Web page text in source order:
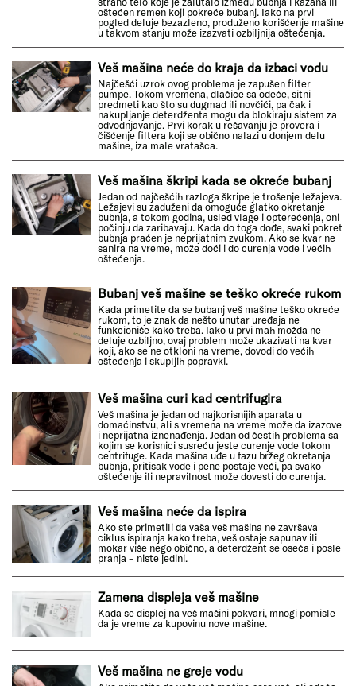
oštećen remen koji pokreće bubanj. Iako na prvi
pogled deluje bezazleno, produženo korišćenje mašine
u takvom stanju može izazvati ozbiljnija oštećenja.
Veš mašina neće do kraja da izbaci vodu
Najčešći uzrok ovog problema je zapušen filter
pumpe. Tokom vremena, dlačice sa odeće, sitni
predmeti kao što su dugmad ili novčići, pa čak i
nakupljanje deterdženta mogu da blokiraju sistem za
odvodnjavanje. Prvi korak u rešavanju je provera i
čišćenje filtera koji se obično nalazi u donjem delu
mašine, iza male vratašca.
Veš mašina škripi kada se okreće bubanj
Jedan od najčešćih razloga škripe je trošenje ležajeva.
Ležajevi su zaduženi da omoguće glatko okretanje
bubnja, a tokom godina, usled vlage i opterećenja, oni
počinju da zaribavaju. Kada do toga dođe, svaki pokret
bubnja praćen je neprijatnim zvukom. Ako se kvar ne
sanira na vreme, može doći i do curenja vode i većih
oštećenja.
Bubanj veš mašine se teško okreće rukom
Kada primetite da se bubanj veš mašine teško okreće
rukom, to je znak da nešto unutar uređaja ne
funkcioniše kako treba. Iako u prvi mah možda ne
deluje ozbiljno, ovaj problem može ukazivati na kvar
koji, ako se ne otkloni na vreme, dovodi do većih
oštećenja i skupljih popravki.
Veš mašina curi kad centrifugira
Veš mašina je jedan od najkorisnijih aparata u
domaćinstvu, ali s vremena na vreme može da izazove
i neprijatna iznenađenja. Jedan od čestih problema sa
kojim se korisnici susreću jeste curenje vode tokom
centrifuge. Kada mašina uđe u fazu bržeg okretanja
bubnja, pritisak vode i pene postaje veći, pa svako
oštećenje ili nepravilnost može dovesti do curenja.
Veš mašina neće da ispira
Ako ste primetili da vaša veš mašina ne završava
ciklus ispiranja kako treba, veš ostaje sapunav ili
mokar više nego obično, a deterdžent se oseća i posle
pranja – niste jedini.
Zamena displeja veš mašine
Kada se displej na veš mašini pokvari, mnogi pomisle
da je vreme za kupovinu nove mašine.
Veš mašina ne greje vodu